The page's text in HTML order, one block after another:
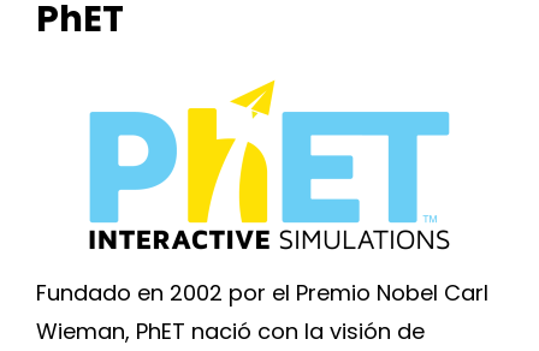
PhET
Fundado en 2002 por el Premio Nobel Carl
Wieman, PhET nació con la visión de